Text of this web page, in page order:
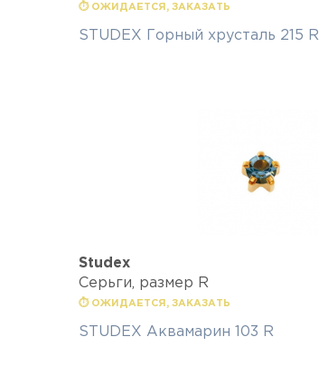
⏱ ОЖИДАЕТСЯ, ЗАКАЗАТЬ
STUDEX Горный хрусталь 215 R
Studex
Серьги, размер R
⏱ ОЖИДАЕТСЯ, ЗАКАЗАТЬ
STUDEX Аквамарин 103 R